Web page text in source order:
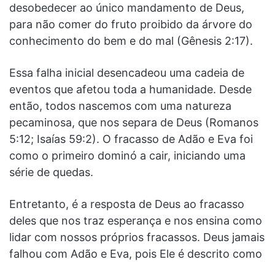
desobedecer ao único mandamento de Deus,
para não comer do fruto proibido da árvore do
conhecimento do bem e do mal (Gênesis 2:17).
Essa falha inicial desencadeou uma cadeia de
eventos que afetou toda a humanidade. Desde
então, todos nascemos com uma natureza
pecaminosa, que nos separa de Deus (Romanos
5:12; Isaías 59:2). O fracasso de Adão e Eva foi
como o primeiro dominó a cair, iniciando uma
série de quedas.
Entretanto, é a resposta de Deus ao fracasso
deles que nos traz esperança e nos ensina como
lidar com nossos próprios fracassos. Deus jamais
falhou com Adão e Eva, pois Ele é descrito como